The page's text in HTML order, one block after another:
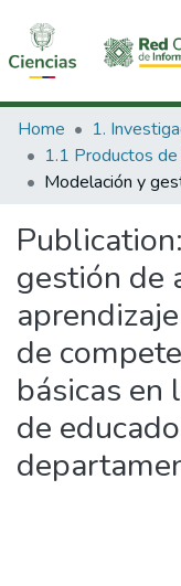
Communities &
All of DSpace
Home
Publication:
gestión de
de
básicas en
de